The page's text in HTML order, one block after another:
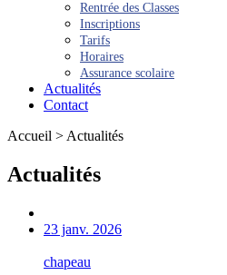
Rentrée des Classes
Inscriptions
Tarifs
Horaires
Assurance scolaire
Actualités
Contact
Accueil > Actualités
Actualités
23 janv. 2026
chapeau